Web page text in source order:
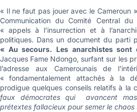
« Il ne faut pas jouer avec le Cameroun
Communication du Comité Central
« appels à l’insurrection et à
politiques. Dans un document du parti
« Au secours. Les anarchistes sont
Jacques Fame Ndongo, surfant sur les
l’adresse aux Camerounais de
« fondamentalement attachés à la
prodigue quelques conseils relatifs à la
faux démocrates qui avancent
prétextes fallacieux pour semer le chaos